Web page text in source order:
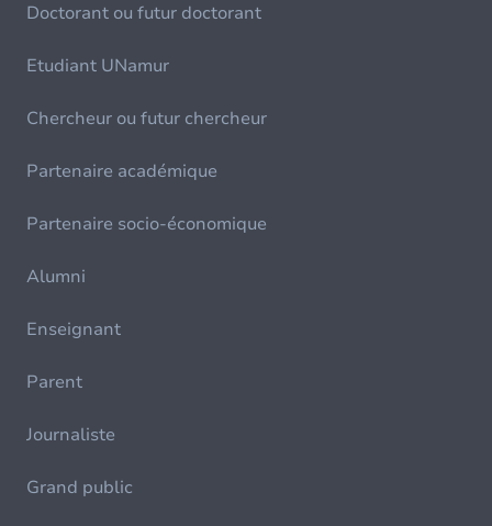
Doctorant ou futur doctorant
Etudiant UNamur
Chercheur ou futur chercheur
Partenaire académique
Partenaire socio-économique
Alumni
Enseignant
Parent
Journaliste
Grand public